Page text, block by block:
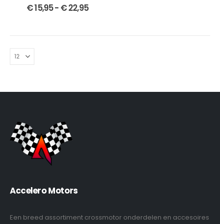
€15,95- €22,95
Accelero Motors
Een breed assortiment crossmotor onderdelen en accesoires